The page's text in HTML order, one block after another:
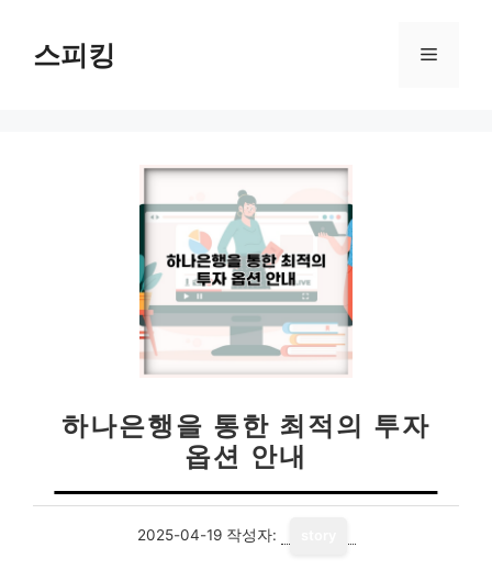
스피킹 메
하나은행을 통한 최적의 투자
옵션 안내
2025-04-19 작성자: